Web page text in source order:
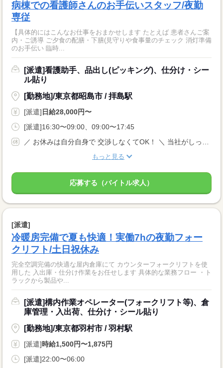
病棟での看護師さんのお手伝いスタッフ/夜勤
専従
【具体的にはこんなお仕事をおまかせします たとえば 患者さんご案
内・ご誘導 ご夕食の配膳・下膳(見守りや食事量のチェック 消灯準備
のお手伝い 臨時...
[派遣]看護助手、品出し(ピッキング)、仕分け・シー
ル貼り
[勤務地]/東京都昭島市 / 拝島駅
[派遣] 日給28,000円〜
[派遣]16:30〜09:00、09:00〜17:45
もっと見る
応募する（バイトル求人）
[派遣]
冷暖房完備で夏も快適！実働7hの夜勤フォー
クリフト/土日祝休み
完全空調完備の快適な屋内倉庫にて カウンターフォークリフトを使
用した 入出庫・仕分け作業をお任せします 具体的な業務フロー ・ト
ラックから製品や...
[派遣]構内作業オペレーター(フォークリフト等)、倉
庫管理・入出荷、仕分け・シール貼り
[勤務地]/東京都羽村市 / 羽村駅
[派遣]時給1,500円〜1,875円
[派遣]22:00〜06:00